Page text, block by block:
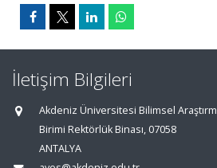
İletişim Bilgileri
Akdeniz Üniversitesi Bilimsel
Birimi Rektörlük Binası, 07058
ANTALYA